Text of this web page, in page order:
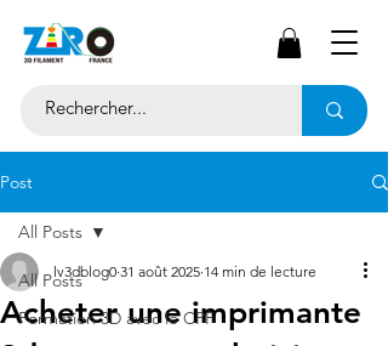
Post
All Posts
Formation 3D avec le CPF
All Posts
Acheter une imprimante
lv3dblog0 31 août 2025 14 min de lecture